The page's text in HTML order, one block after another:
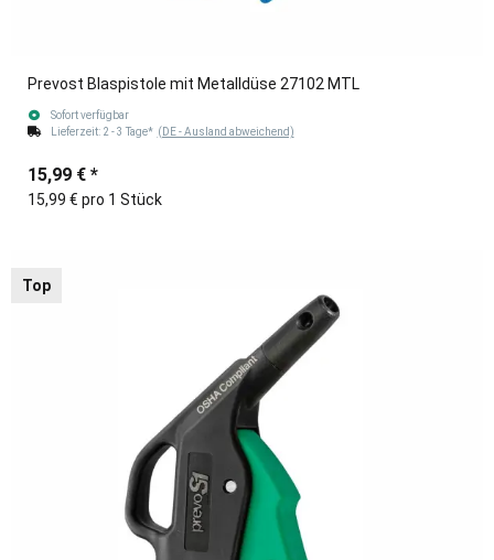
Prevost Blaspistole mit Metalldüse 27102 MTL
Sofort verfügbar
Lieferzeit: 2 - 3 Tage* (DE - Ausland abweichend)
15,99 € *
15,99 € pro 1 Stück
Top